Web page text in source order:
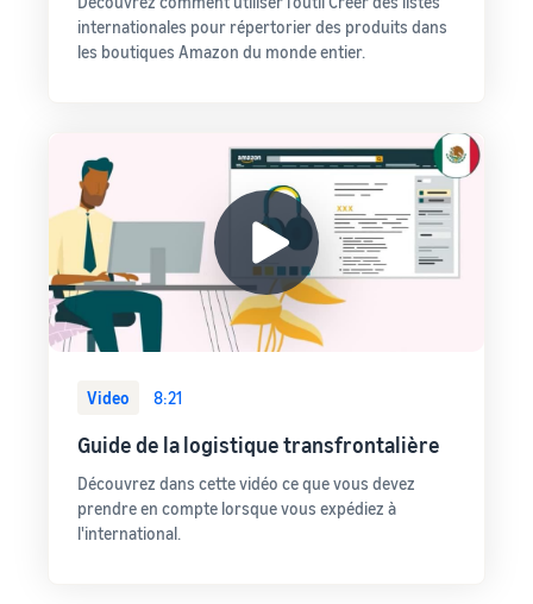
internationales pour répertorier des produits dans
les boutiques Amazon du monde entier.
Video 8:21
Guide de la logistique transfrontalière
Découvrez dans cette vidéo ce que vous devez
prendre en compte lorsque vous expédiez à
l'international.